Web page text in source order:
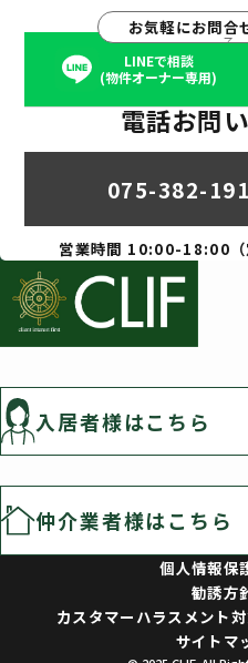
お気軽にお問合
LINEで相談
(物件オーナー専用)
電話お問
075-382-
営業時間 10:00-18:00（
入居者様はこちら
仲介業者様はこちら
個人情報保
勧誘方
カスタマーハラスメント
サイトマ